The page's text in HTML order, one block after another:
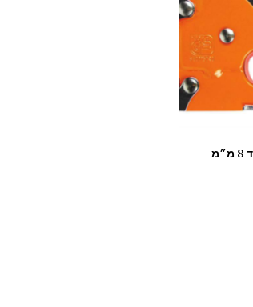
אקדח סיכות מתכת טיוואן עד 8 מ״מ